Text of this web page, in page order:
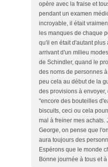
opère avec la fraise et
pendant un examen
incroyable, il était
les manques de chaque
qu'il en était d'autant
arrivant d'un milieu
de Schindler, quand le
des noms de personnes
peu cela au début de la
des provisions à
"encore des bouteilles
biscuits, ceci ou cela
mal à freiner mes achats.
George, on pense que
aura toujours des
Espérons que le monde
Bonne journée à tous et